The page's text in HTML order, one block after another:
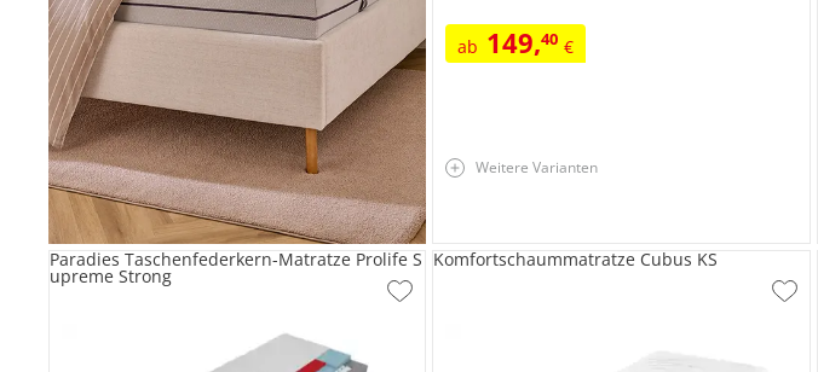
ab 149,40 €
Weitere Varianten
Paradies Taschenfederkern-Matratze Prolife S
upreme Strong
Komfortschaummatratze Cubus KS